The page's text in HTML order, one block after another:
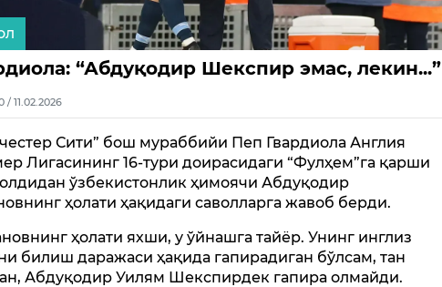
“Абдуқодир Шекспир эмас, лекин...”
/ 11.02.2026
Сити” бош мураббийи Пеп Гвардиола Англия
Лигасининг 16-тури доирасидаги “Фулҳем”га қарши
ўзбекистонлик ҳимоячи Абдуқодир
ҳолати ҳақидаги саволларга жавоб берди.
ҳолати яхши, у ўйнашга тайёр. Унинг инглиз
билиш даражаси ҳақида гапирадиган бўлсам, тан
Абдуқодир Уилям Шекспирдек гапира олмайди.